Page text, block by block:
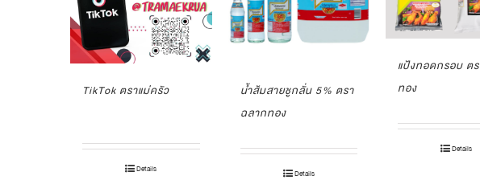
TikTok ตราแม่ครัว
Details
น้ำส้มสายชูกลั่น 5% ตรา
ฉลากทอง
Details
แป้งทอดกรอบ ต
ทอง
Details